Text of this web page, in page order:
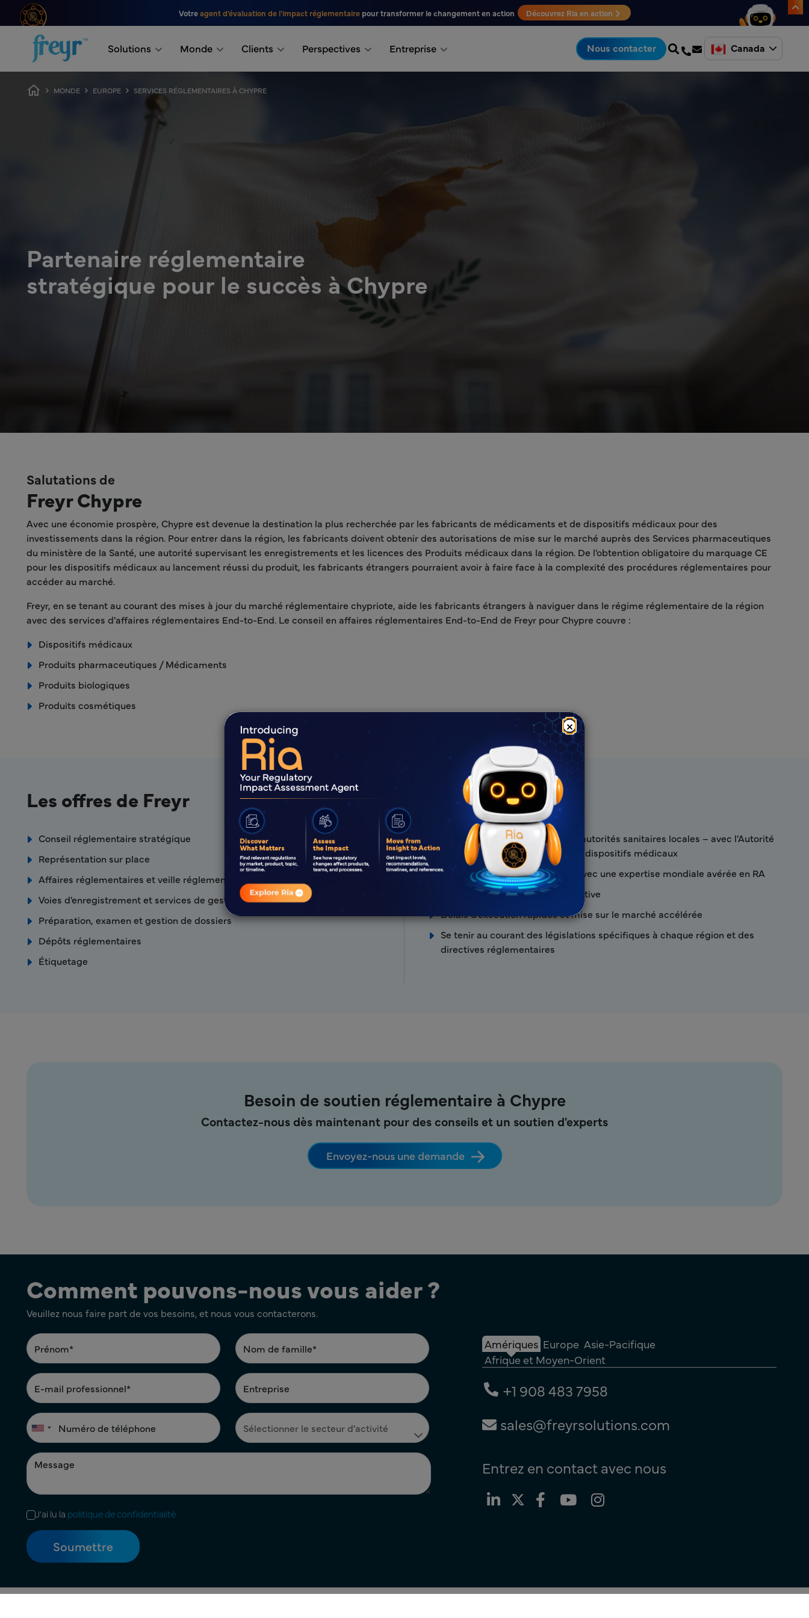
Passer au contenu principal
×
Votreagent d'évaluation de l'impact réglementairepour transformer le changement en action Découvrez Ria en action
Solutions Monde Clients Perspectives Entreprise Nous contacter Canada
Fil d'Ariane
MONDE EUROPE SERVICES RÉGLEMENTAIRES À CHYPRE
Partenaire réglementaire
stratégique pour le succès à Chypre
Salutations de
Freyr Chypre
Avec une économie prospère, Chypre est devenue la destination la plus recherchée par les fabricants de médicaments et de dispositifs médicaux pour des
investissements dans la région. Pour entrer dans la région, les fabricants doivent obtenir des autorisations de mise sur le marché auprès des Services pharmaceutiques
du ministère de la Santé, une autorité supervisant les enregistrements et les licences des Produits médicaux dans la région. De l'obtention obligatoire du marquage CE
pour les dispositifs médicaux au lancement réussi du produit, les fabricants étrangers pourraient avoir à faire face à la complexité des procédures réglementaires pour
accéder au marché.
Freyr, en se tenant au courant des mises à jour du marché réglementaire chypriote, aide les fabricants étrangers à naviguer dans le régime réglementaire de la région
avec des services d'affaires réglementaires End-to-End. Le conseil en affaires réglementaires End-to-End de Freyr pour Chypre couvre :
Dispositifs médicaux
Produits pharmaceutiques / Médicaments
Produits biologiques
Produits cosmétiques
Les offres de Freyr
Conseil réglementaire stratégique
Représentation sur place
Affaires réglementaires et veille réglementaire
Voies d'enregistrement et services de gestion des licences
Préparation, examen et gestion de dossiers
Dépôts réglementaires
Étiquetage
Avantages Freyr
Contacts stratégiques avec les autorités sanitaires locales – avec l'Autorité
sanitaire de réglementation des dispositifs médicaux
Équipe réglementaire experte avec une expertise mondiale avérée en RA
Approche proactive et collaborative
Délais d'exécution rapides et mise sur le marché accélérée
Se tenir au courant des législations spécifiques à chaque région et des
directives réglementaires
Besoin de soutien réglementaire à Chypre
Contactez-nous dès maintenant pour des conseils et un soutien d'experts
Envoyez-nous une demande
Comment pouvons-nous vous aider ?
Veuillez nous faire part de vos besoins, et nous vous contacterons.
J'ai lu la politique de confidentialité.
Amériques Europe Asie-Pacifique
Afrique et Moyen-Orient
+1 908 483 7958
sales@freyrsolutions.com
Entrez en contact avec nous